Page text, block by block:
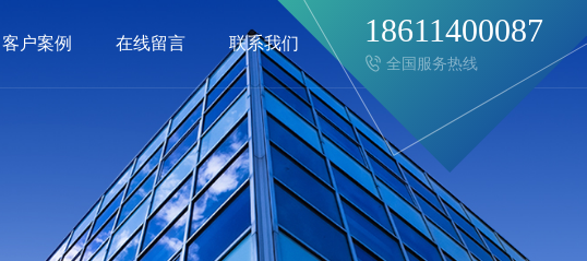
18611400087
全国服务热线
客户案例 在线留言 联系我们